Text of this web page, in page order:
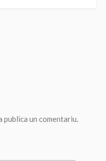
publica un comentariu.